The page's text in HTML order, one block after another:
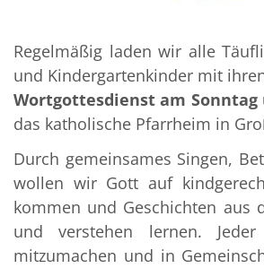
Regelmäßig laden wir alle
und Kindergartenkinder mit
Wortgottesdienst am Sonntag
das katholische Pfarrheim in
Durch gemeinsames Singen,
wollen wir Gott auf
kommen und Geschichten aus
und verstehen lernen.
mitzumachen und in